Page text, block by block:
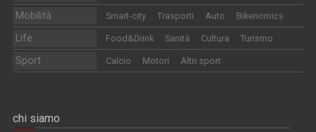
Mobilità Smart-city Trasporti Auto Bikenomics
Life Food&Drink Sanità Cultura Turismo
Sport Calcio Motori Altri sport
chi siamo